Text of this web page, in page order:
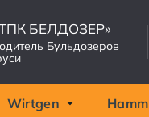
БЕЛДОЗЕР»
Бульдозеров
Wirtgen Hamm